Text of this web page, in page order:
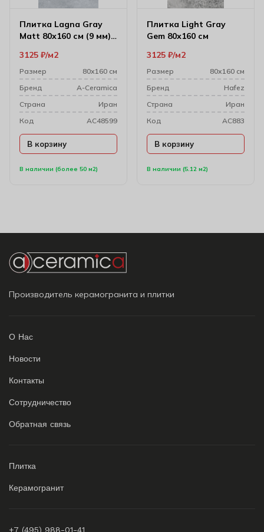
Плитка Lagna Gray
Matt 80х160 см (9 мм)
В наличии (более 50 м2)
3125 ₽ м2
Размер
80х160 см
Бренд
A-Ceramica
Cтрана
Иран
Код
AC48599
В корзину
Плитка Light Gray
Gem 80х160 см
В наличии (5.12 м2)
3125 ₽ м2
Размер
80х160 см
Бренд
Hafez
Cтрана
Иран
Код
AC883
В корзину
Производитель керамогранита и плитки
О Нас
Новости
Контакты
Сотрудничество
Обратная связь
Плитка
Керамогранит
+7 (495) 988-01-41